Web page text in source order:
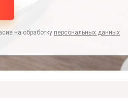
на обработку персональных данных